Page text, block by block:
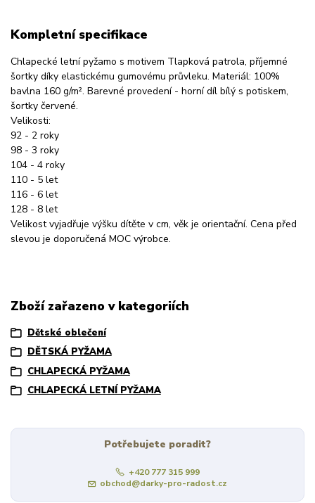
Kompletní specifikace
Chlapecké letní pyžamo s motivem Tlapková patrola, příjemné
šortky díky elastickému gumovému průvleku. Materiál: 100%
bavlna 160 g/m². Barevné provedení - horní díl bílý s potiskem,
šortky červené.
Velikosti:
92 - 2 roky
98 - 3 roky
104 - 4 roky
110 - 5 let
116 - 6 let
128 - 8 let
Velikost vyjadřuje výšku dítěte v cm, věk je orientační. Cena před
slevou je doporučená MOC výrobce.
Zboží zařazeno v kategoriích
Dětské oblečení
DĚTSKÁ PYŽAMA
CHLAPECKÁ PYŽAMA
CHLAPECKÁ LETNÍ PYŽAMA
Potřebujete poradit?
+420 777 315 999
obchod@darky-pro-radost.cz